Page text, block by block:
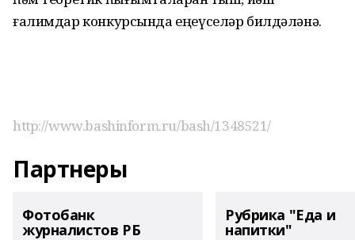
ғалимдар конкурсында еңеүселәр билдәләнә.
http://www.bashinform.ru/bash/1348521/
Партнеры
Фотобанк
журналистов РБ
Рубрика "Еда и
напитки"